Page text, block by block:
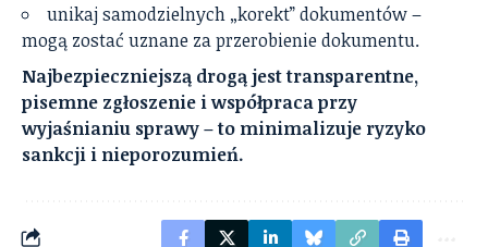
unikaj samodzielnych „korekt” dokumentów –
mogą zostać uznane za przerobienie dokumentu.
Najbezpieczniejszą drogą jest transparentne,
pisemne zgłoszenie i współpraca przy
wyjaśnianiu sprawy – to minimalizuje ryzyko
sankcji i nieporozumień.